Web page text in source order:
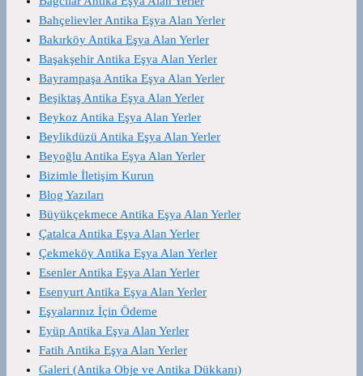
Bahçelievler Antika Eşya Alan Yerler
Bakırköy Antika Eşya Alan Yerler
Başakşehir Antika Eşya Alan Yerler
Bayrampaşa Antika Eşya Alan Yerler
Beşiktaş Antika Eşya Alan Yerler
Beykoz Antika Eşya Alan Yerler
Beylikdüzü Antika Eşya Alan Yerler
Beyoğlu Antika Eşya Alan Yerler
Bizimle İletişim Kurun
Blog Yazıları
Büyükçekmece Antika Eşya Alan Yerler
Çatalca Antika Eşya Alan Yerler
Çekmeköy Antika Eşya Alan Yerler
Esenler Antika Eşya Alan Yerler
Esenyurt Antika Eşya Alan Yerler
Eşyalarınız İçin Ödeme
Eyüp Antika Eşya Alan Yerler
Fatih Antika Eşya Alan Yerler
Galeri (Antika Obje ve Antika Dükkanı)